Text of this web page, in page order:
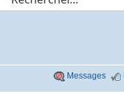
Messages